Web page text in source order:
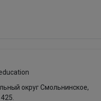
округ Смольнинское,